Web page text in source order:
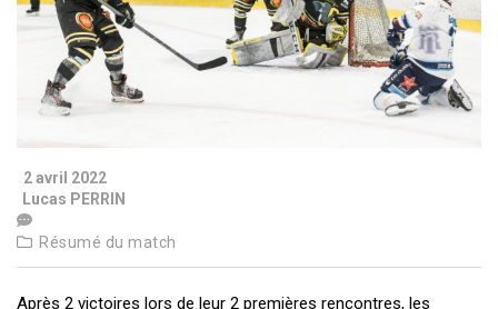
2 avril 2022
Lucas PERRIN
Résumé du match
Après 2 victoires lors de leur 2 premières rencontres, les